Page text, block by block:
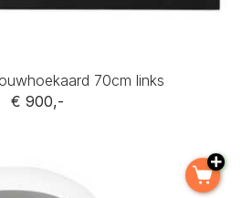
70cm links
€ 900,-